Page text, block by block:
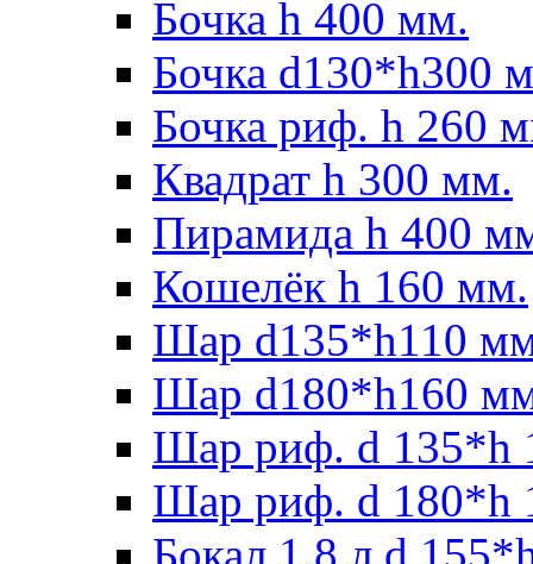
Бочка h 400 мм.
Бочка d130*h300
Бочка риф. h 260
Квадрат h 300 мм.
Пирамида h 400
Кошелёк h 160 мм.
Шар d135*h110
Шар d180*h160
Шар риф. d 135*h
Шар риф. d 180*h